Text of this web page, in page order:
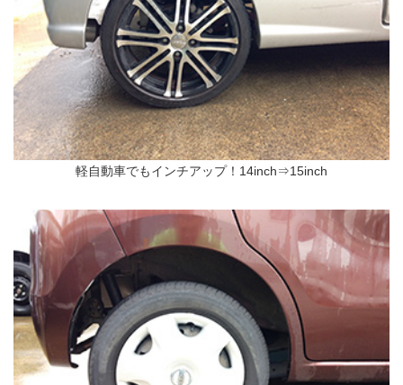
軽自動車でもインチアップ！14inch⇒15inch